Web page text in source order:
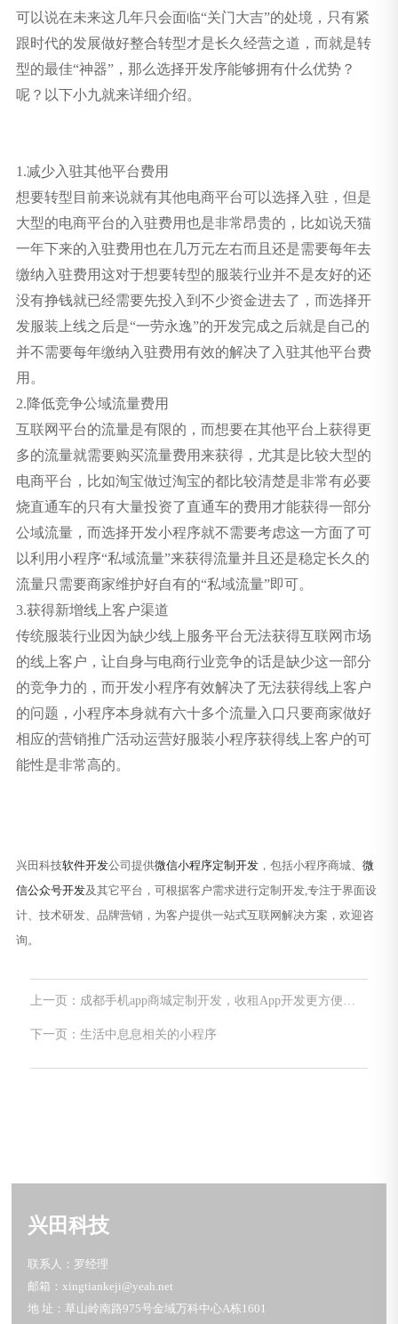
可以说在未来这几年只会面临“关门大吉”的处境，只有紧
跟时代的发展做好整合转型才是长久经营之道，而就是转
型的最佳“神器”，那么选择开发序能够拥有什么优势？
呢？以下小九就来详细介绍。
1.减少入驻其他平台费用
想要转型目前来说就有其他电商平台可以选择入驻，但是
大型的电商平台的入驻费用也是非常昂贵的，比如说天猫
一年下来的入驻费用也在几万元左右而且还是需要每年去
缴纳入驻费用这对于想要转型的服装行业并不是友好的还
没有挣钱就已经需要先投入到不少资金进去了，而选择开
发服装上线之后是“一劳永逸”的开发完成之后就是自己的
并不需要每年缴纳入驻费用有效的解决了入驻其他平台费
用。
2.降低竞争公域流量费用
互联网平台的流量是有限的，而想要在其他平台上获得更
多的流量就需要购买流量费用来获得，尤其是比较大型的
电商平台，比如淘宝做过淘宝的都比较清楚是非常有必要
烧直通车的只有大量投资了直通车的费用才能获得一部分
公域流量，而选择开发小程序就不需要考虑这一方面了可
以利用小程序“私域流量”来获得流量并且还是稳定长久的
流量只需要商家维护好自有的“私域流量”即可。
3.获得新增线上客户渠道
传统服装行业因为缺少线上服务平台无法获得互联网市场
的线上客户，让自身与电商行业竞争的话是缺少这一部分
的竞争力的，而开发小程序有效解决了无法获得线上客户
的问题，小程序本身就有六十多个流量入口只要商家做好
相应的营销推广活动运营好服装小程序获得线上客户的可
能性是非常高的。
兴田科技软件开发公司提供微信小程序定制开发，包括小程序商城、 微
信公众号开发及其它平台，可根据客户需求进行定制开发,专注于界面设
计、技术研发、品牌营销，为客户提供一站式互联网解决方案，欢迎咨
询。
上一页：成都手机app商城定制开发，收租App开发更方便的
下一页：生活中息息相关的小程序
兴田科技
联系人：罗经理
邮箱：xingtiankeji@yeah.net
地 址：草山岭南路975号金域万科中心A栋1601